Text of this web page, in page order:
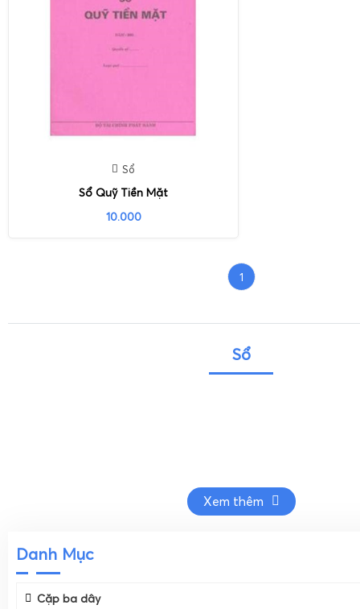
Danh Mục
Cặp ba dây
Sổ
Sổ Quỹ Tiền Mặt
10.000
1
Sổ
Xem thêm